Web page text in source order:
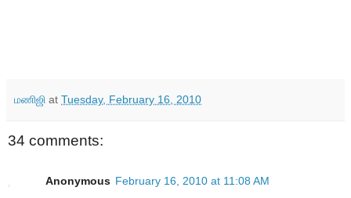
மணிஜி at Tuesday, February 16, 2010
34 comments:
Anonymous February 16, 2010 at 11:08 AM